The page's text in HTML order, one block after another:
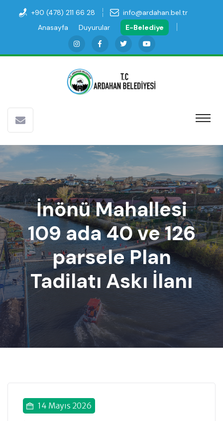
+90 (478) 211 66 28
info@ardahan.bel.tr
Anasayfa
Duyurular E-Belediye
İnönü Mahallesi
109 ada 40 ve 126
parsele Plan
Tadilatı Askı İlanı
14 Mayıs 2026